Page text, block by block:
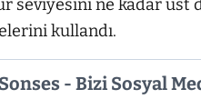
seviyesini ne kadar üst
kullandı.
- Bizi Sosyal